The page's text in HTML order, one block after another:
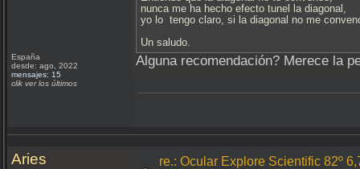
España
desde: ago, 2022
mensajes: 15
clik ver los últimos
nunca me ha hecho efecto tunel la diagonal,
yo lo tengo claro, si la diagonal no me
Un saludo.
Alguna recomendación? Merece la
Aries re.: Ocular Explore Scientific 82º